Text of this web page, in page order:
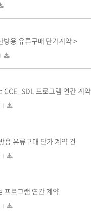
방용 유류구매 단가계약 >
프로그램 연간 계약
용 유류구매 단가 계약 건
로그램 연간 계약